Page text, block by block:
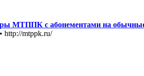
МТППК с абонементами на обычные
mtppk.ru/